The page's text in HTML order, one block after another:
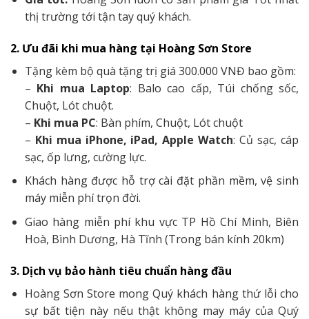
thị trường tới tận tay quý khách.
2. Ưu đãi khi mua hàng tại Hoàng Sơn Store
Tặng kèm bộ quà tặng trị giá 300.000 VNĐ bao gồm:
– Khi mua Laptop: Balo cao cấp, Túi chống sốc,
Chuột, Lót chuột.
– Khi mua PC: Bàn phím, Chuột, Lót chuột
– Khi mua iPhone, iPad, Apple Watch: Củ sạc, cáp
sạc, ốp lưng, cường lực.
Khách hàng được hỗ trợ cài đặt phần mềm, vệ sinh
máy miễn phí trọn đời.
Giao hàng miễn phí khu vực TP Hồ Chí Minh, Biên
Hoà, Bình Dương, Hà Tĩnh (Trong bán kính 20km)
3. Dịch vụ bảo hành tiêu chuẩn hàng đầu
Hoàng Sơn Store mong Quý khách hàng thứ lỗi cho
sự bất tiện này nếu thật không may máy của Quý